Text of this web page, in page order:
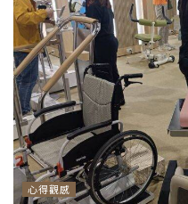
心得觀感